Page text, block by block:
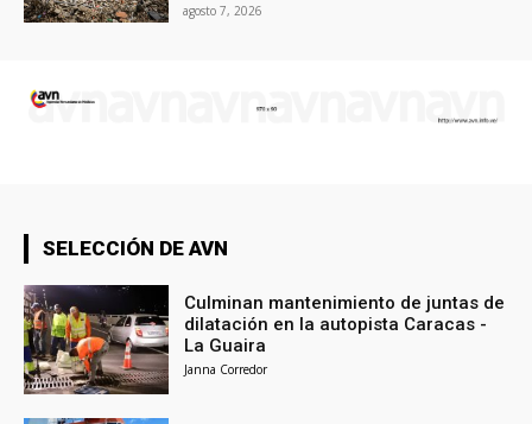
agosto 7, 2026
SELECCIÓN DE AVN
Culminan mantenimiento de juntas de
dilatación en la autopista Caracas -
La Guaira
Janna Corredor